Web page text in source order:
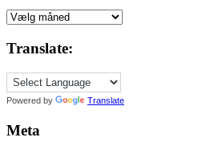
Indlæg
2005,
måned
Translate:
Powered by Translate
Meta